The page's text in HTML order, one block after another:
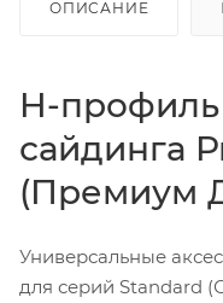
ОПИСАНИЕ
H-
сайдинга
(Премиум
Универсальные
для серий Standard